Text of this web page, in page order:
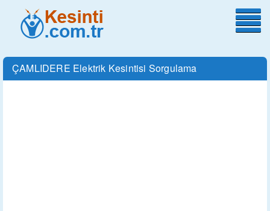
ÇAMLIDERE Elektrik Kesintisi Sorgulama